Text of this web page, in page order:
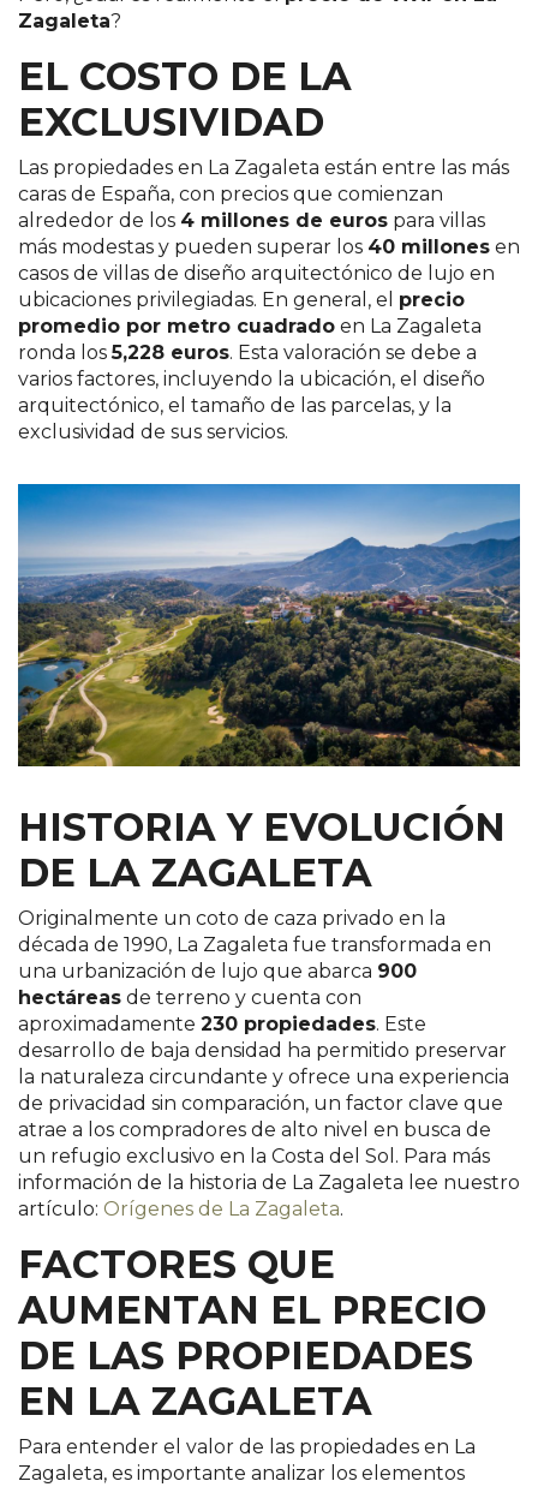
Zagaleta?
EL COSTO DE LA
EXCLUSIVIDAD
Las propiedades en La Zagaleta están entre las más
caras de España, con precios que comienzan
alrededor de los 4 millones de euros para villas
más modestas y pueden superar los 40 millones en
casos de villas de diseño arquitectónico de lujo en
ubicaciones privilegiadas. En general, el precio
promedio por metro cuadrado en La Zagaleta
ronda los5,228 euros​. Esta valoración se debe a
varios factores, incluyendo la ubicación, el diseño
arquitectónico, el tamaño de las parcelas, y la
exclusividad de sus servicios.
HISTORIA Y EVOLUCIÓN
DE LA ZAGALETA
Originalmente un coto de caza privado en la
década de 1990, La Zagaleta fue transformada en
una urbanización de lujo que abarca 900
hectáreas de terreno y cuenta con
aproximadamente 230 propiedades. Este
desarrollo de baja densidad ha permitido preservar
la naturaleza circundante y ofrece una experiencia
de privacidad sin comparación, un factor clave que
atrae a los compradores de alto nivel en busca de
un refugio exclusivo en la Costa del Sol​. Para más
información de la historia de La Zagaleta lee nuestro
artículo: Orígenes de La Zagaleta.
FACTORES QUE
AUMENTAN EL PRECIO
DE LAS PROPIEDADES
EN LA ZAGALETA
Para entender el valor de las propiedades en La
Zagaleta, es importante analizar los elementos